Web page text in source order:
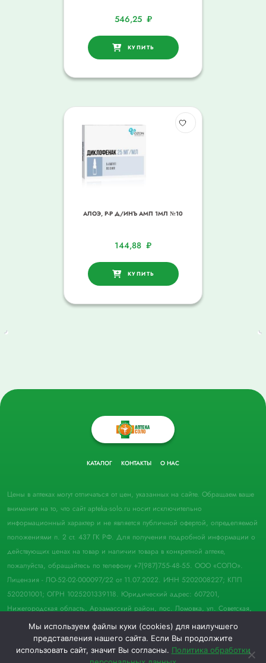
546,25 ₽
КУПИТЬ
АЛОЭ, Р-Р Д/ИНЪ АМП 1МЛ №10
144,88 ₽
КУПИТЬ
КАТАЛОГ КОНТАКТЫ О НАС
Цены в аптеках могут отличаться от цен, указанных на сайте. Обращаем ваше
внимание на то, что сайт apteka-solo.ru носит исключительно
информационный характер и не является публичной офертой, определяемой
положениями п. 2 ст. 437 ГК РФ. Для получения подробной информации о
действующих ценах на товар и наличии товара в конкретной аптеке,
пожалуйста, обращайтесь по телефону +7(987)755-48-55. ООО «СОЛО».
Лицензия - ЛО-52-02-000097/22 от 11.07.2022. ИНН 5202008227; КПП
520201001; ОГРН 1025201339118. Юридический адрес: 607201,
Нижегородская область, Арзамасский район, пос. Ломовка, ул. Советская,
д. 33, пом. 21.
© 2022 Аптека "Соло". Все права защищены.
Мы используем файлы куки (cookies) для наилучшего
представления нашего сайта. Если Вы продолжите
использовать сайт, значит Вы согласны. Политика обработки